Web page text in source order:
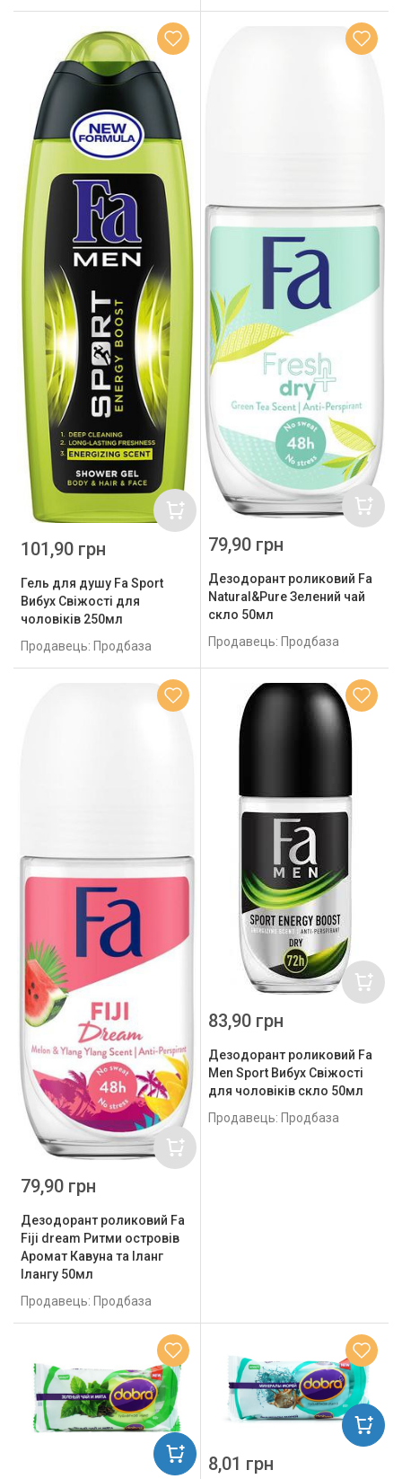
Гель для душу Fa Sport
Вибух Свіжості для
чоловіків 250мл
Продавець: Продбаза
101,90 грн
Дезодорант роликовий Fa
Natural&Pure Зелений чай
скло 50мл
Продавець: Продбаза
79,90 грн
Дезодорант роликовий Fa
Fiji dream Ритми островів
Аромат Кавуна та Іланг
Ілангу 50мл
Продавець: Продбаза
79,90 грн
Дезодорант роликовий Fa
Men Sport Вибух Свіжості
для чоловіків скло 50мл
Продавець: Продбаза
83,90 грн
8,01 грн